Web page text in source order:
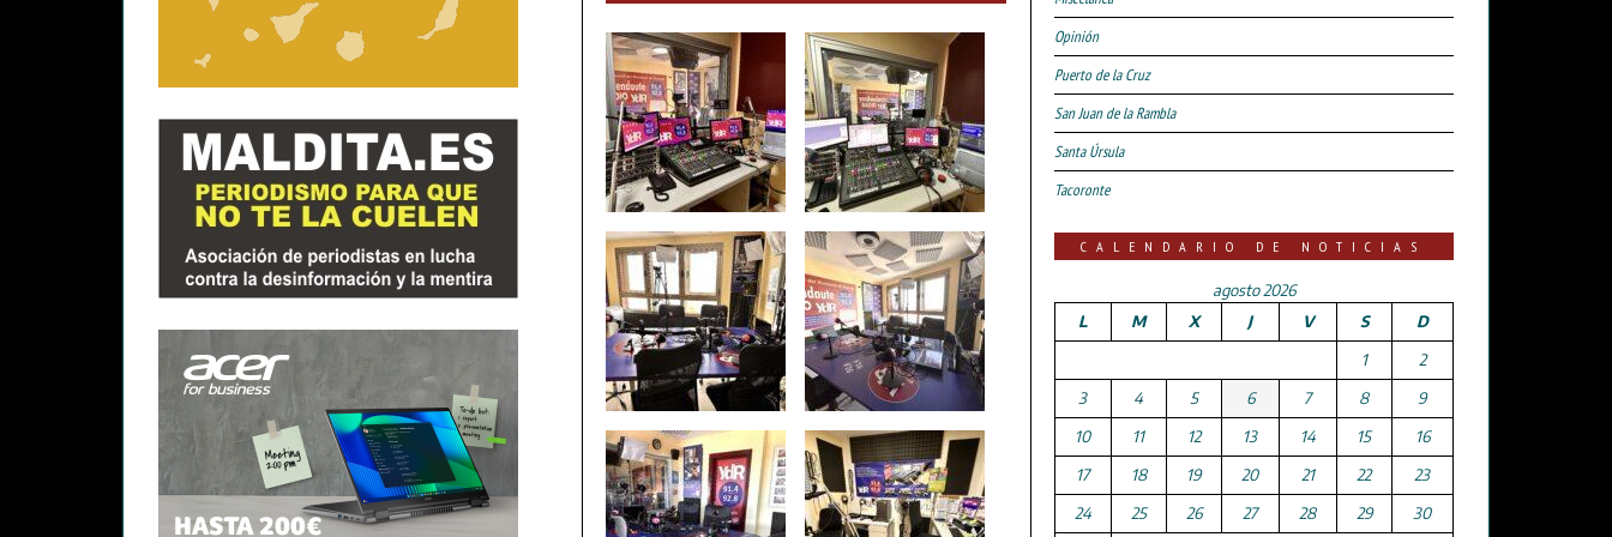
Opinión
Puerto de la Cruz
San Juan de la Rambla
Santa Úrsula
Tacoronte
CALENDARIO DE NOTICIAS
agosto 2026
L
M X J V S
D
1
2
3
4 5 6 7 8
9
10
11 12 13 14 15
16
17
18 19 20 21 22
23
24
25 26 27 28 29 30